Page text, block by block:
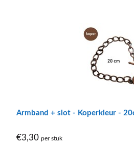
Armband + slot - Koperkleur -
€3,30 per stuk